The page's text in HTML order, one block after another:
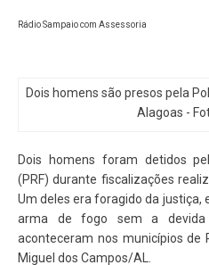
Rádio Sampaio com Assessoria
Dois homens são presos pela
Alagoas -
Dois homens foram detidos
(PRF) durante fiscalizações
Um deles era foragido da justiça,
arma de fogo sem a devida
aconteceram nos municípios de
Miguel dos Campos/AL.